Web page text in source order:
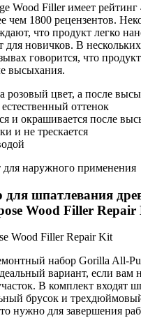
Wood Filler имеет рейтинг
чем 1800 рецензентов.
что продукт легко
для новичков. В нескольких
говорится, что
высыхания.
розовый цвет, а после
оттенок
и окрашивается после
и не трескается
для наружного применения
шпатлевания
Wood Filler
набор Gorilla All-
вариант, если вам
В комплект входят
брусок и
нужно для завершения